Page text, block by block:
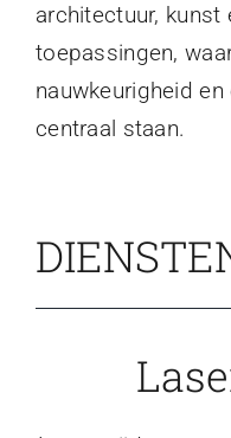
architectuur, kunst
toepassingen,
nauwkeurigheid
centraal staan.